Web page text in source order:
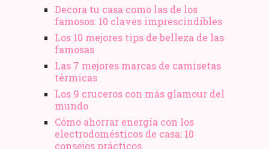
Decora tu casa como las de los
famosos: 10 claves imprescindibles
Los 10 mejores tips de belleza de las
famosas
Las 7 mejores marcas de camisetas
térmicas
Los 9 cruceros con más glamour del
mundo
Cómo ahorrar energía con los
electrodomésticos de casa: 10
consejos prácticos